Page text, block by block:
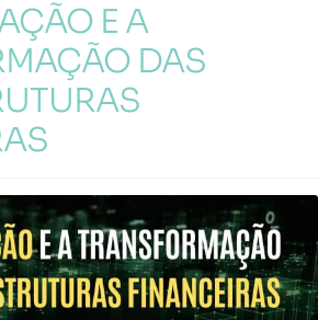
E A
DAS